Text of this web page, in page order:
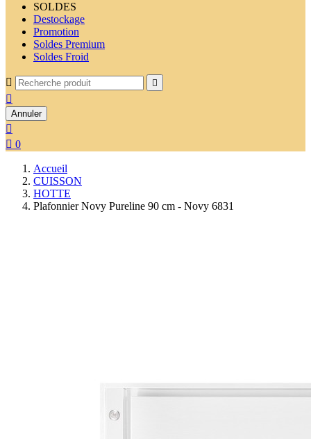
SOLDES
Destockage
Promotion
Soldes Premium
Soldes Froid
 

Annuler

 0
Accueil
CUISSON
HOTTE
Plafonnier Novy Pureline 90 cm - Novy 6831